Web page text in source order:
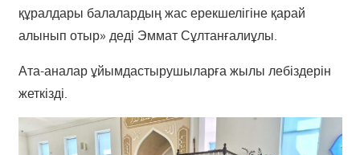
құралдары балалардың жас ерекшелігіне қарай
алынып отыр» деді Эммат Сұлтанғалиұлы.
Ата-аналар ұйымдастырушыларға жылы лебіздерін
жеткізді.